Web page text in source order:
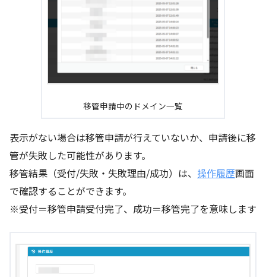
移管申請中のドメイン一覧
表示がない場合は移管申請が行えていないか、申請後に移
管が失敗した可能性があります。
移管結果（受付/失敗・失敗理由/成功）は、 操作履歴画面
で確認することができます。
※受付＝移管申請受付完了、成功＝移管完了を意味します